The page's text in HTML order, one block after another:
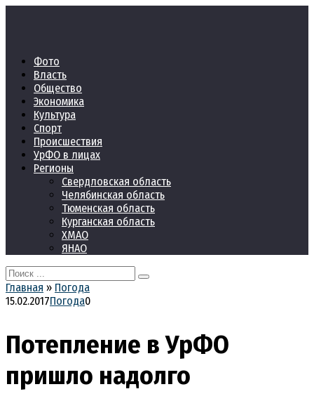
Фото
Власть
Общество
Экономика
Культура
Спорт
Происшествия
УрФО в лицах
Регионы
Свердловская область
Челябинская область
Тюменская область
Курганская область
ХМАО
ЯНАО
Search
for:
Главная » Погода
15.02.2017Погода0
Потепление в УрФО
пришло надолго